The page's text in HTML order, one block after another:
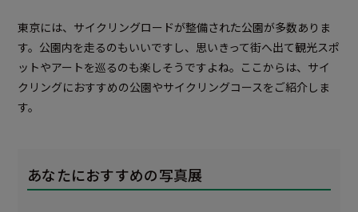
東京には、サイクリングロードが整備された公園が多数ありま
す。公園内を走るのもいいですし、思いきって街へ出て観光スポ
ットやアートを巡るのも楽しそうですよね。ここからは、サイ
クリングにおすすめの公園やサイクリングコースをご紹介しま
す。
あなたにおすすめの写真展